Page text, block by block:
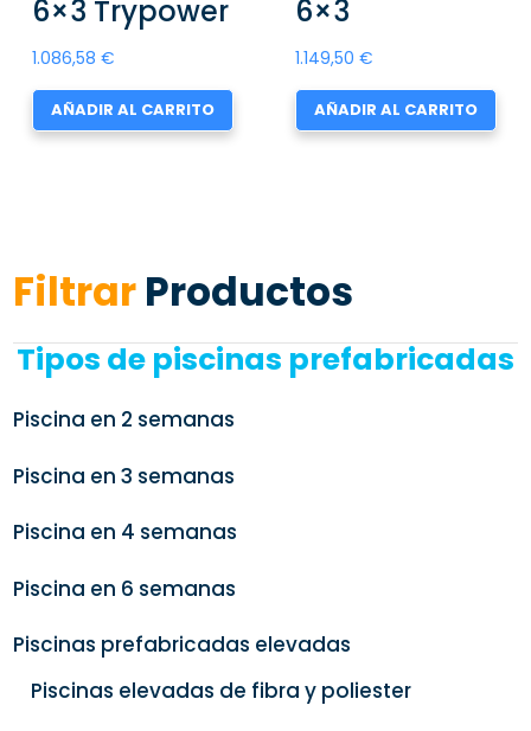
6×3 Trypower
1.086,58€
AÑADIR AL CARRITO
6×3
1.149,50 €
AÑADIR AL CARRITO
FiltrarProductos
Tipos de piscinas prefabricadas
Piscina en 2 semanas
Piscina en 3 semanas
Piscina en 4 semanas
Piscina en 6 semanas
Piscinas prefabricadas elevadas
Piscinas elevadas de fibra y poliester